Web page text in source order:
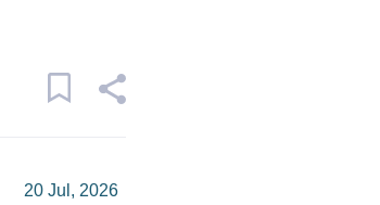
20 Jul, 2026